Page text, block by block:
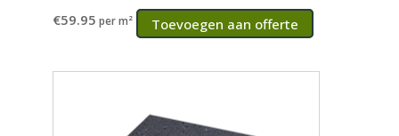
€59.95 per m² Toevoegen aan offerte